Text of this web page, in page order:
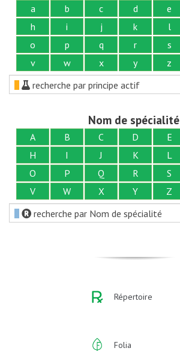
a b c d e
h
i j k l
o
p q r s
v
w x y z
recherche par principe actif
Nom de spécialité
A B C D E
H
I J K L
O
P Q R S
V
W X Y Z
recherche par Nom de spécialité
Répertoire
Folia